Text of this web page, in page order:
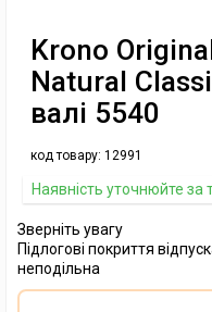
Krono
Natural
валі 5540
код товару: 12991
Наявність уточнюйте
Зверніть увагу
Підлогові покриття
неподільна